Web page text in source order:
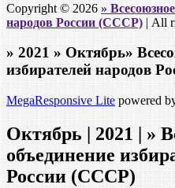
Copyright © 2026 »
народов России (СССР) | All
» 2021 » Октябрь»
избирателей народов
MegaResponsive Lite powered
Октябрь | 2021 | »
объединение
России (СССР)